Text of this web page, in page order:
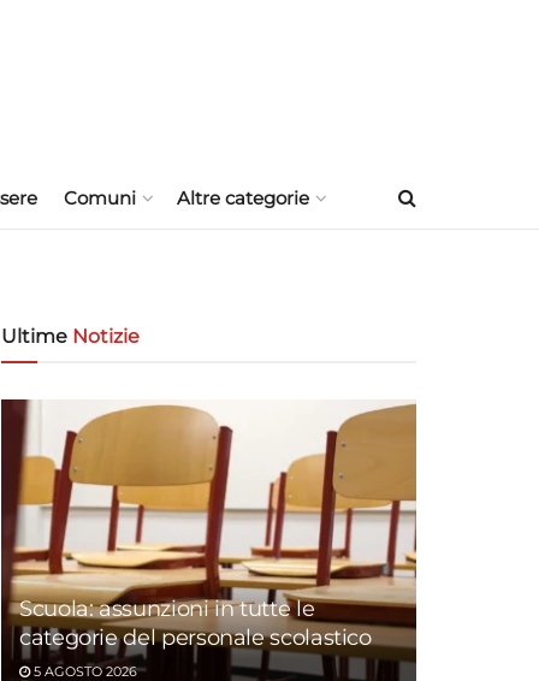
Comuni Altre categorie
Ultime Notizie
Scuola: assunzioni in tutte le
categorie del personale scolastico
5 AGOSTO 2026